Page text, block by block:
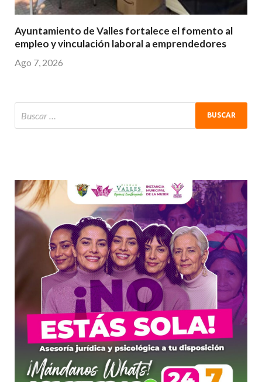
Ayuntamiento de Valles fortalece el fomento al
empleo y vinculación laboral a emprendedores
Ago 7, 2026